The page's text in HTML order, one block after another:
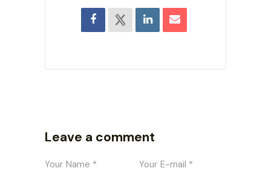
Leave a comment